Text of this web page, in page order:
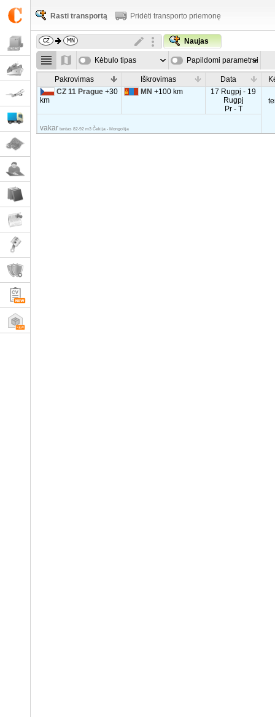
Rasti transportą Pridėti transporto priemonę
Naujas
Kėbulo tipas Papildomi parametrai
Pakrovimas Iškrovimas Data
CZ 11 Prague+30
km
MN+100 km
17 Rugpj - 19
Rugpj
Pr - T
vakar tentas 82-92 m3 Čekija - Mongolija